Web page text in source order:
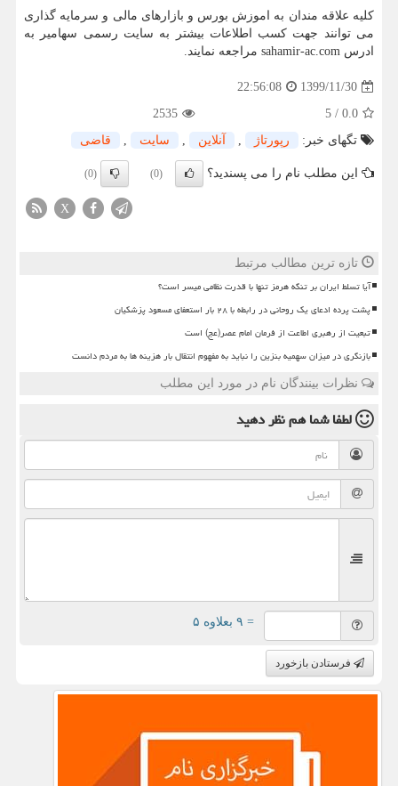
کلیه علاقه مندان به اموزش بورس و بازارهای مالی و سرمایه گذاری
می توانند جهت کسب اطلاعات بیشتر به سایت رسمی سهامیر به
ادرس sahamir-ac.com مراجعه نمایند.
1399/11/30
22:56:08
0.0
/
5
2535
تگهای خبر:
رپورتاژ , آنلاین , سایت , قاضی
این مطلب نام را می پسندید؟ (0)
(0)
X
تازه ترین مطالب مرتبط
آیا تسلط ایران بر تنگه هرمز تنها با قدرت نظامی میسر است؟
پشت پرده ادعای یک روحانی در رابطه با ۲۸ بار استعفای مسعود پزشکیان
تبعیت از رهبری اطاعت از فرمان امام عصر(عج) است
بازنگری در میزان سهمیه بنزین را نباید به مفهوم انتقال بار هزینه ها به مردم دانست
نظرات بینندگان نام در مورد این مطلب
لطفا شما همنظر دهید
= ۹ بعلاوه ۵
فرستادن بازخورد